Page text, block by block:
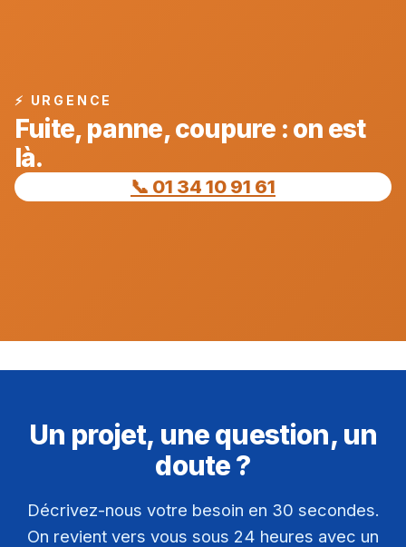
⚡ URGENCE
Fuite, panne, coupure : on est
là.
📞 01 34 10 91 61
Un projet, une question, un
doute ?
Décrivez-nous votre besoin en 30 secondes.
On revient vers vous sous 24 heures avec un